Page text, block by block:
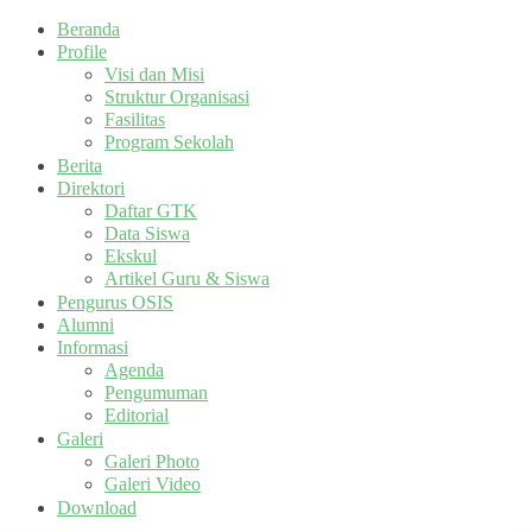
Beranda
Profile
Visi dan Misi
Struktur Organisasi
Fasilitas
Program Sekolah
Berita
Direktori
Daftar GTK
Data Siswa
Ekskul
Artikel Guru & Siswa
Pengurus OSIS
Alumni
Informasi
Agenda
Pengumuman
Editorial
Galeri
Galeri Photo
Galeri Video
Download